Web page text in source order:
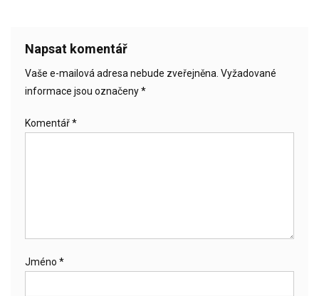
Napsat komentář
Vaše e-mailová adresa nebude zveřejněna. Vyžadované
informace jsou označeny*
Komentář*
Jméno *